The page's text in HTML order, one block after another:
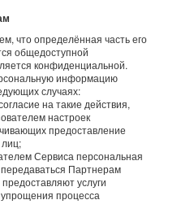
что определённая часть его
общедоступной
конфиденциальной.
информацию
случаях:
на такие действия,
настроек
предоставление
Сервиса персональная
Партнерам
услуги
процесса